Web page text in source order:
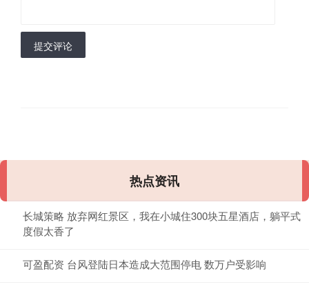
提交评论
热点资讯
长城策略 放弃网红景区，我在小城住300块五星酒店，躺平式
度假太香了
可盈配资 台风登陆日本造成大范围停电 数万户受影响